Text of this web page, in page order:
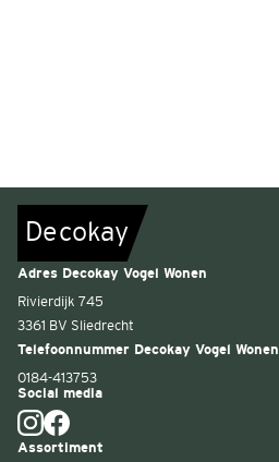
Decokay
Adres Decokay Vogel Wonen
Rivierdijk 745
3361 BV Sliedrecht
Telefoonnummer Decokay Vogel Wonen
0184-413753
Social media
Assortiment